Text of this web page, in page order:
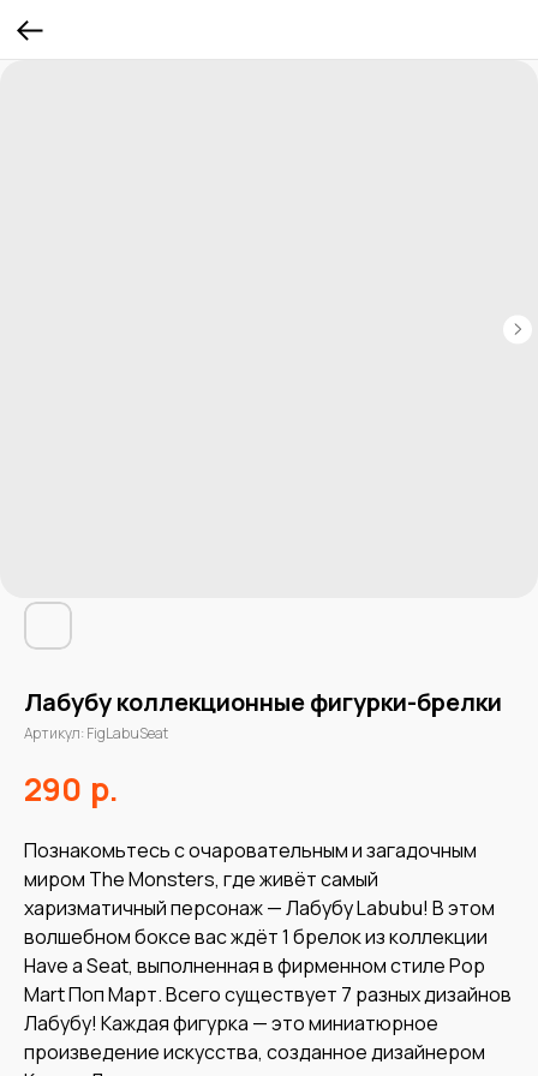
Лабубу коллекционные фигурки-брелки
Артикул: FigLabuSeat
290 р.
Познакомьтесь с очаровательным и загадочным
миром The Monsters, где живёт самый
харизматичный персонаж — Лабубу Labubu! В этом
волшебном боксе вас ждёт 1 брелок из коллекции
Have a Seat, выполненная в фирменном стиле Pop
Mart Поп Март. Всего существует 7 разных дизайнов
Лабубу! Каждая фигурка — это миниатюрное
произведение искусства, созданное дизайнером